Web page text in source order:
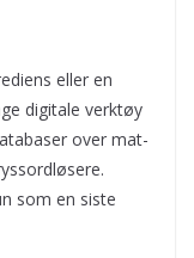
eller en
digitale verktøy
over mat-
som en siste